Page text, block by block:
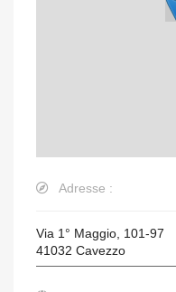
Adresse :
Via 1° Maggio, 101-97
41032 Cavezzo